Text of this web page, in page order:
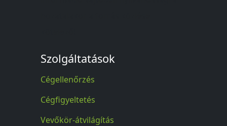
Szolgáltatások
Cégellenőrzés
Cégfigyeltetés
Vevőkör-átvilágítás